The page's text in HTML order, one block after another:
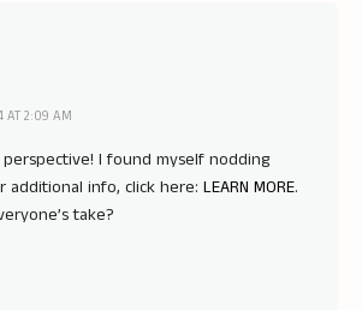
AT 2:09 AM
perspective! I found myself nodding
additional info, click here: LEARN MORE.
take?